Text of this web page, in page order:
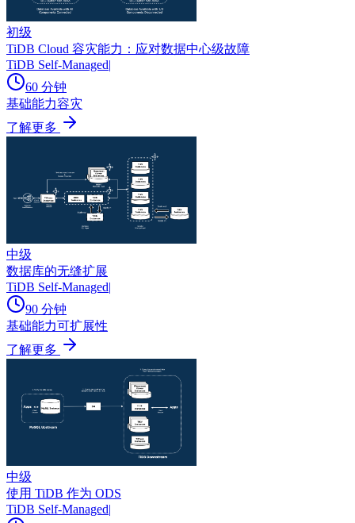
初级
TiDB Cloud 容灾能力：应对数据中心级故障
TiDB Self-Managed|
60 分钟
基础能力容灾
了解更多
中级
数据库的无缝扩展
TiDB Self-Managed|
90 分钟
基础能力可扩展性
了解更多
中级
使用 TiDB 作为 ODS
TiDB Self-Managed|